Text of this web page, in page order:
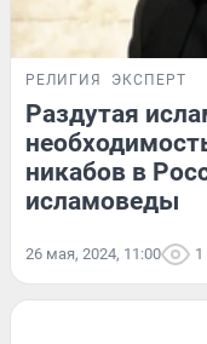
РЕЛИГИЯ ЭКСПЕРТ
Раздутая
никабов в
исламоведы
26 мая, 2024, 11:00 1